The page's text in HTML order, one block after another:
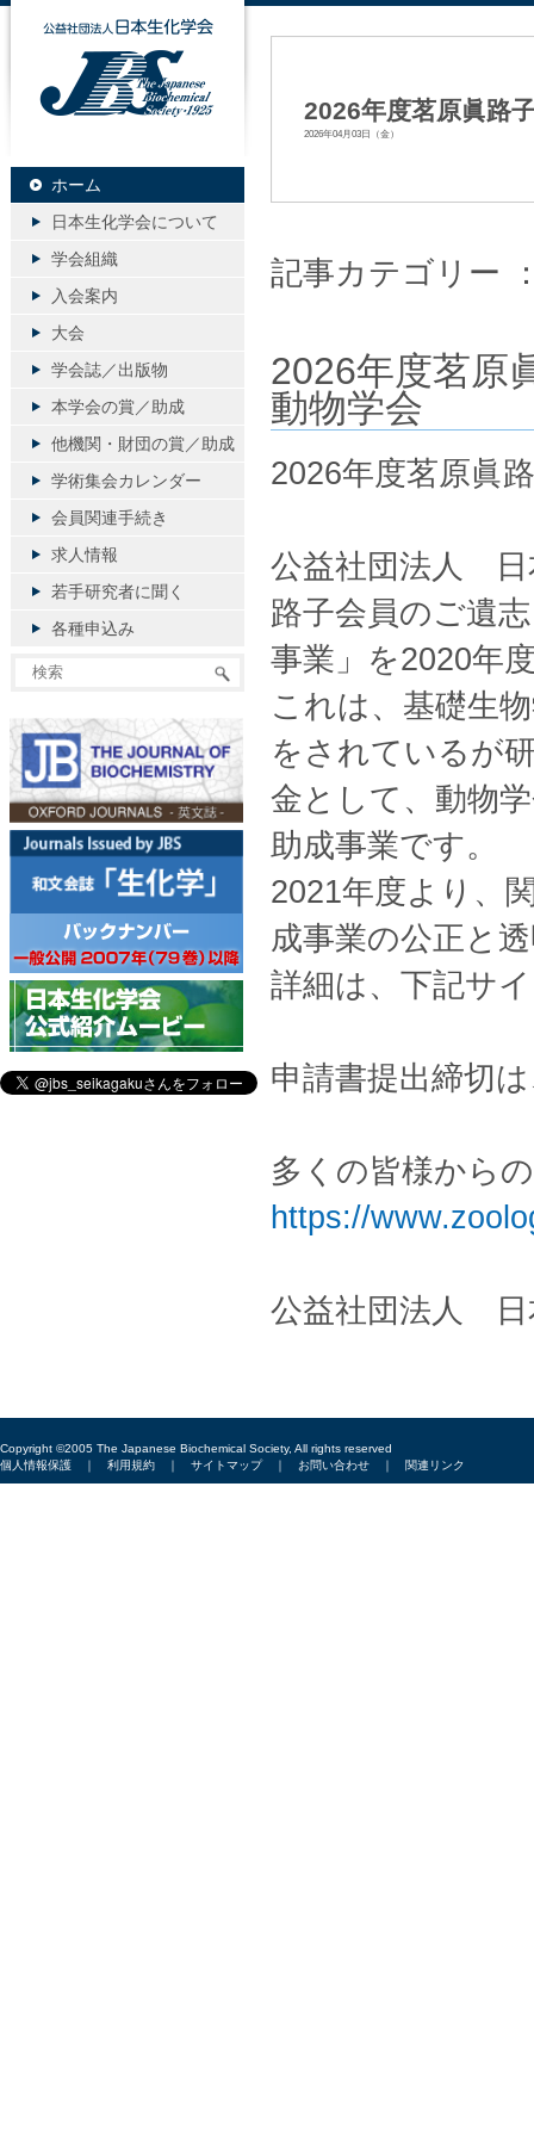
2026年度茗原眞路
2026年04月03日（金）
記事カテゴリー
2026年度茗原
動物学会
2026年度茗原眞
公益社団法人 日
路子会員のご遺
事業」を2020年
これは、基礎生
をされているが
金として、動物
助成事業です。
2021年度より、
成事業の公正と
詳細は、下記サ
申請書提出締切
多くの皆様から
https://
公益社団法人 日
公益社団法人日本生化学会
ホーム
日本生化学会について
学会組織
入会案内
大会
学会誌／出版物
本学会の賞／助成
他機関・財団の賞／助成
学術集会カレンダー
会員関連手続き
求人情報
若手研究者に聞く
各種申込み
Copyright ©2005 The Japanese Biochemical Society, All rights reserved
個人情報保護 ｜ 利用規約 ｜ サイトマップ｜ お問い合わせ ｜ 関連リンク